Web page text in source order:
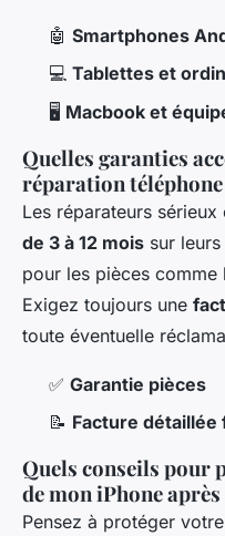
🤖 Smartphones
💻 Tablettes et
🖥️ Macbook et
Quelles garanties
réparation téléphone
Les réparateurs
de 3 à 12 mois sur
pour les pièces comme
Exigez toujours une
toute éventuelle
✅ Garantie pièces
📝 Facture détaillée
Quels conseils pour
de mon iPhone
Pensez à protéger